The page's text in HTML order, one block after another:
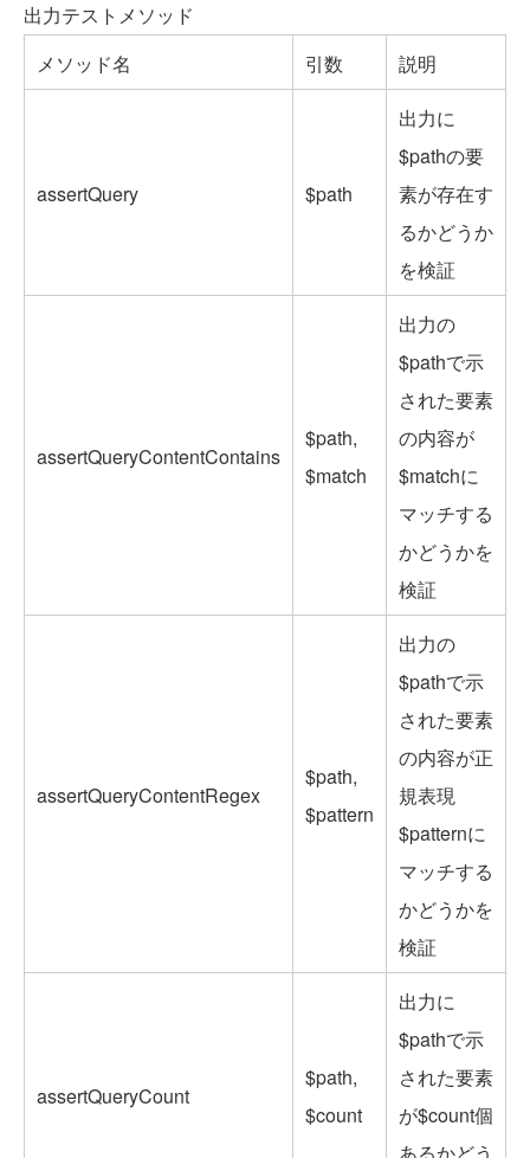
出力テストメソッド
メソッド名
引数 説明
assertQuery $path
出力に
$pathの要
素が存在す
るかどうか
を検証
assertQueryContentContains
$path,
$match
出力の
$pathで示
された要素
の内容が
$matchに
マッチする
かどうかを
検証
assertQueryContentRegex
$path,
$pattern
出力の
$pathで示
された要素
の内容が正
規表現
$patternに
マッチする
かどうかを
検証
assertQueryCount
$path,
$count
出力に
$pathで示
された要素
が$count個